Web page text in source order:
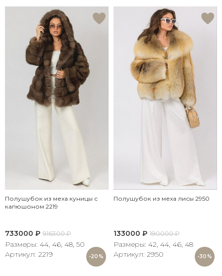
-20%
Полушубок из меха куницы с
капюшоном 2219
733000 ₽ 916300₽
Размеры: 44, 46, 48, 50
Артикул: 2219
-30%
Полушубок из меха лисы 2950
133000 ₽ 190000₽
Размеры: 42, 44, 46, 48
Артикул: 2950